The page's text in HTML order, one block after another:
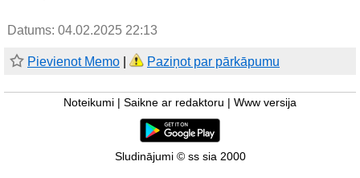
Datums: 04.02.2025 22:13
Pievienot Memo Paziņot par pārkāpumu
Noteikumi Saikne ar redaktoru Www versija
Sludinājumi © ss sia 2000